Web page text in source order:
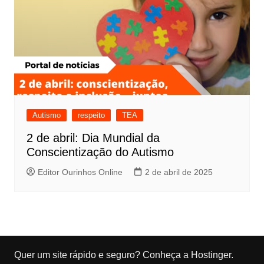
Autismo respeito TEA
2 de abril: Dia Mundial da
Conscientização do Autismo
Editor Ourinhos Online 2 de abril de 2025
Quer um site rápido e seguro? Conheça a Hostinger.